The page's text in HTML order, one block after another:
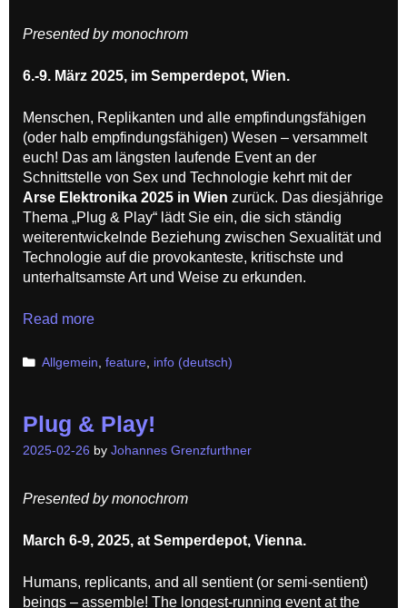
Presented by monochrom
6.-9. März 2025, im Semperdepot, Wien.
Menschen, Replikanten und alle empfindungsfähigen
(oder halb empfindungsfähigen) Wesen – versammelt
euch! Das am längsten laufende Event an der
Schnittstelle von Sex und Technologie kehrt mit der
Arse Elektronika 2025 in Wien zurück. Das diesjährige
Thema „Plug & Play“ lädt Sie ein, die sich ständig
weiterentwickelnde Beziehung zwischen Sexualität und
Technologie auf die provokanteste, kritischste und
unterhaltsamste Art und Weise zu erkunden.
Read morePlug
Play!
Categories
Allgemein ,feature info (deutsch)
Plug & Play!
2025-02-26 by Johannes Grenzfurthner
Presented by monochrom
March 6-9, 2025, at Semperdepot, Vienna.
Humans, replicants, and all sentient (or semi-sentient)
beings – assemble! The longest-running event at the